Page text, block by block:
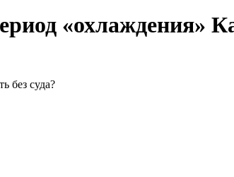
«охлаждения»